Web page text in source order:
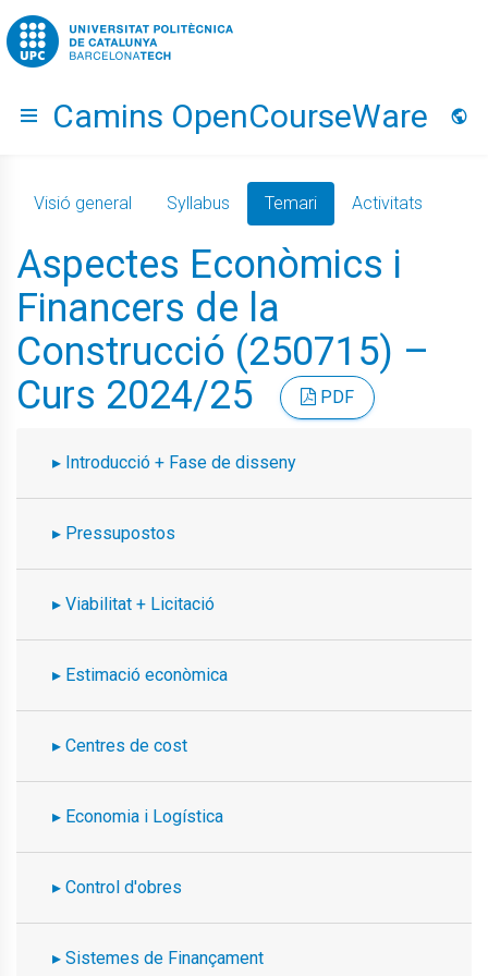
Go to upc.edu
Hide menu
Camins OpenCourseWare
Visió general Syllabus Temari Activitats
Aspectes Econòmics i
Financers de la
Construcció (250715) –
Curs 2024/25
PDF
Introducció + Fase de disseny
Pressupostos
Viabilitat + Licitació
Estimació econòmica
Centres de cost
Economia i Logística
Control d'obres
Sistemes de Finançament